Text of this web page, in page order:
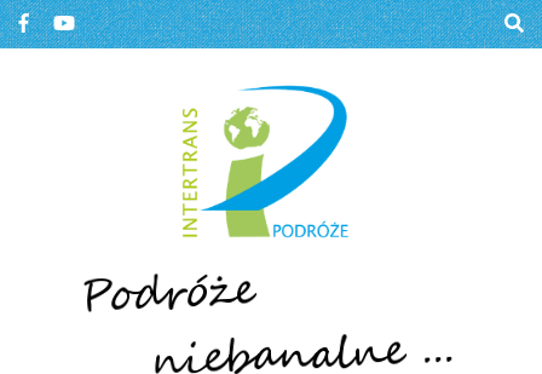
BIURO PODRÓŻY W
GŁOGOWIE